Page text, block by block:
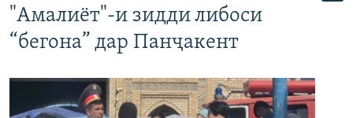
"Амалиёт"-и зидди либоси
“бегона” дар Панҷакент